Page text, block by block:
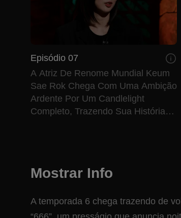
Episódio 07
A Atriz De Renome Mundial Keum
Sae Rok Chega Com Uma Ambição
Ardente Por Um Candlelight
Completo, Trazendo Sua História
Mostrar Info
A temporada 6 chega trazendo de